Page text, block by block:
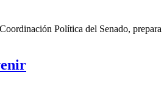
Política del Senado,